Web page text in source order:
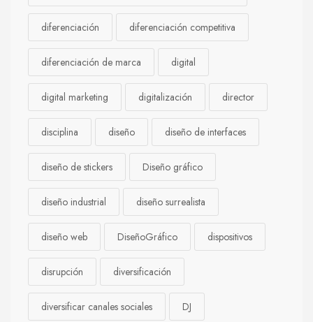
diferenciación diferenciación competitiva
diferenciación de marca digital
digital marketing digitalización director
disciplina diseño diseño de interfaces
diseño de stickers Diseño gráfico
diseño industrial diseño surrealista
diseño web DiseñoGráfico dispositivos
disrupción diversificación
diversificar canales sociales DJ